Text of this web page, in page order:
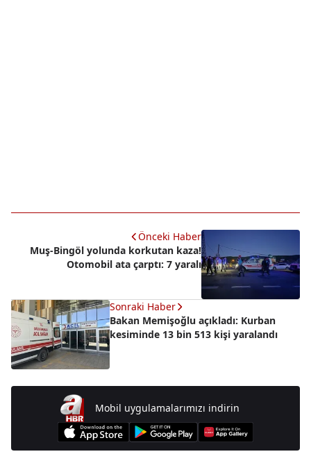
Önceki Haber
Muş-Bingöl yolunda korkutan kaza!
Otomobil ata çarptı: 7 yaralı
Sonraki Haber
Bakan Memişoğlu açıkladı: Kurban
kesiminde 13 bin 513 kişi yaralandı
Mobil uygulamalarımızı indirin